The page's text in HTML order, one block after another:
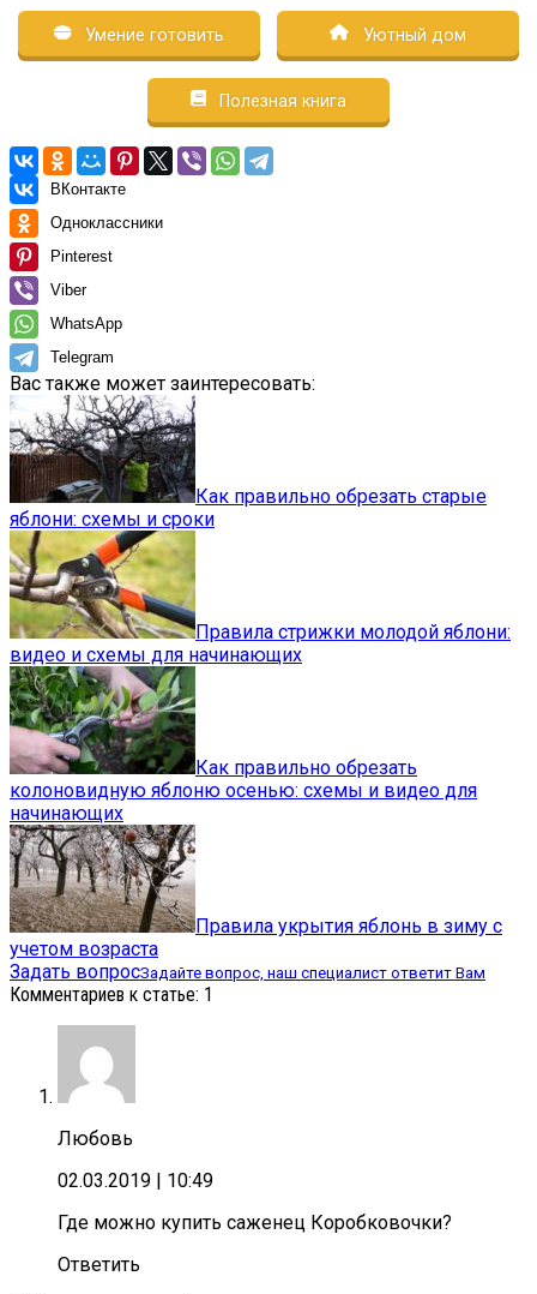
Умение готовить Уютный дом
Полезная книга
ВКонтакте
Одноклассники
Pinterest
Viber
WhatsApp
Telegram
Вас также может заинтересовать:
Как правильно обрезать старые
яблони: схемы и сроки
Правила стрижки молодой яблони:
видео и схемы для начинающих
Как правильно обрезать
колоновидную яблоню осенью: схемы и видео для
начинающих
Правила укрытия яблонь в зиму с
учетом возраста
Задать вопросЗадайте вопрос, наш специалист ответит Вам
Комментариев к статье: 1
Любовь
02.03.2019 | 10:49
Где можно купить саженец Коробковочки?
Ответить